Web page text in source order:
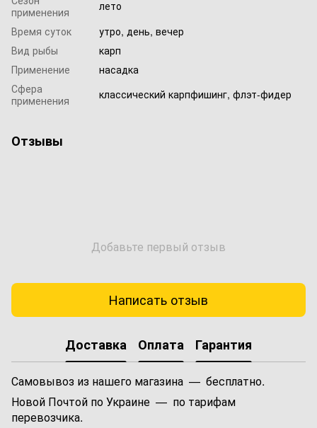
применения
лето
Время суток
утро, день, вечер
Вид рыбы
карп
Применение
насадка
Сфера
применения
классический карпфишинг, флэт-фидер
Отзывы
Добавьте первый отзыв
Написать отзыв
Доставка Оплата Гарантия
Самовывоз из нашего магазина — бесплатно.
Новой Почтой по Украине — по тарифам
перевозчика.